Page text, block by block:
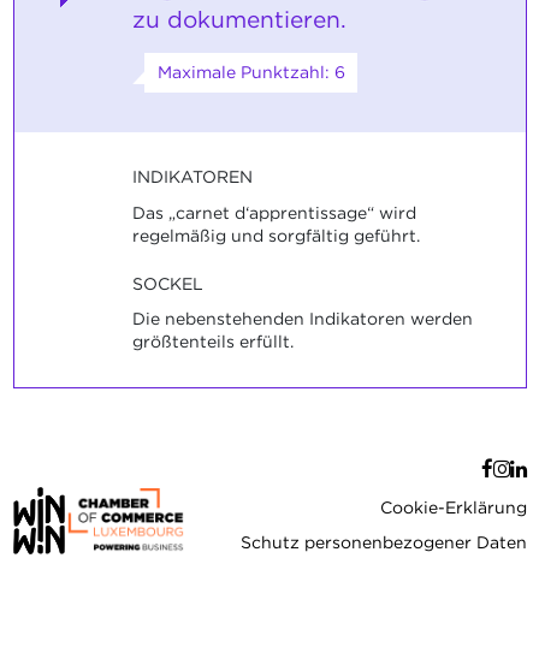
zu dokumentieren.
Maximale Punktzahl: 6
INDIKATOREN
Das „carnet d‘apprentissage“ wird
regelmäßig und sorgfältig geführt.
SOCKEL
Die nebenstehenden Indikatoren werden
größtenteils erfüllt.
Cookie-Erklärung
Schutz personenbezogener Daten